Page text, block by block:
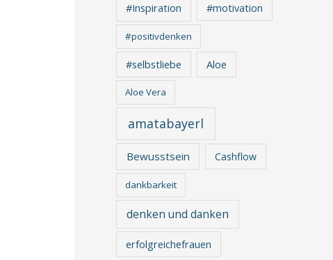
#Inspiration #motivation
#positivdenken
#selbstliebe Aloe
Aloe Vera
amatabayerl
Bewusstsein Cashflow
dankbarkeit
denken und danken
erfolgreichefrauen